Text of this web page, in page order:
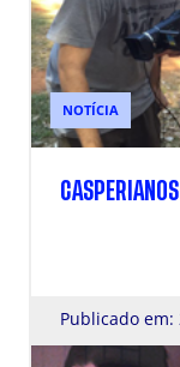
NOTÍCIA
Publicado em: